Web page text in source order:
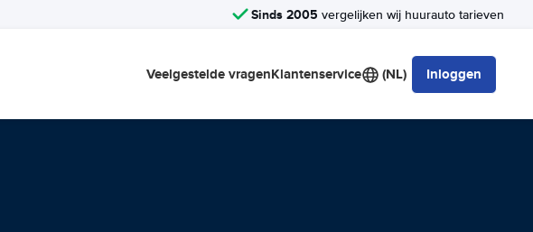
Sinds 2005 vergelijken wij huurauto tarieven
Veelgestelde vragenKlantenservice (NL) Inloggen